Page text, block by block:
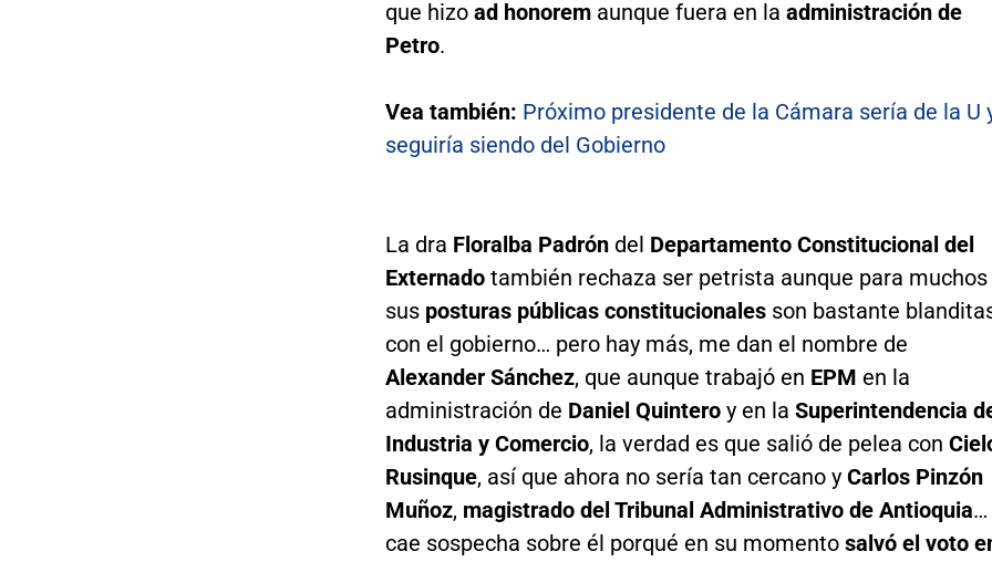
que hizo ad honoremaunque fuera en la administración de
Petro.
Vea también: Próximo presidente de la Cámara sería de la U
seguiría siendo del Gobierno
La dra Floralba Padróndel Departamento Constitucional del
Externadotambién rechaza ser petrista aunque para muchos
sus posturas públicas constitucionalesson bastante
con el gobierno… pero hay más, me dan el nombre de
Alexander Sánchez, que aunque trabajó en EPM en la
administración de Daniel Quinteroy en la Superintendencia
Industria y Comercio, la verdad es que salió de pelea con
Rusinque, así que ahora no sería tan cercano y Carlos Pinzón
Muñoz, magistrado del Tribunal Administrativo de Antioquia…
cae sospecha sobre él porqué en su momento salvó el voto